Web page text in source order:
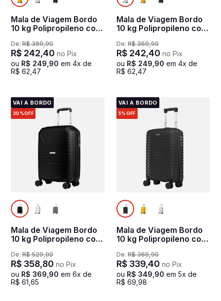
Mala de Viagem Bordo
10 kg Polipropileno com
Amarelo
De: R$ 369,90
R$ 242,40 no Pix
ou R$ 249 90 em 4x de
R$ 62 47
Mala de Viagem Bordo
10 kg Polipropileno com
Branco
De: R$ 369,90
R$ 242,40 no Pix
ou R$ 249 90 em 4x de
R$ 62 47
VAI A BORDO
30%OFF
Mala de Viagem Bordo
10 kg Polipropileno com
Preto
De: R$ 529,90
R$ 358,80 no Pix
ou R$ 369 90 em 6x de
R$ 61 65
VAI A BORDO
5%OFF
Mala de Viagem Bordo
10 kg Polipropileno com
Preto
De: R$ 369,90
R$ 339,40 no Pix
ou R$ 349 90 em 5x de
R$ 69 98